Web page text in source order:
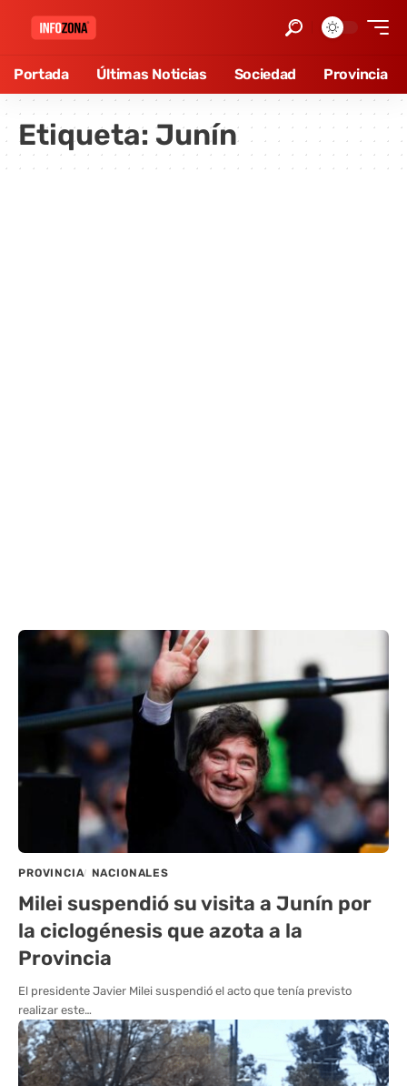
Portada Últimas Noticias Sociedad Provincia
Etiqueta: Junín
PROVINCIA NACIONALES
Milei suspendió su visita a Junín por
la ciclogénesis que azota a la
Provincia
El presidente Javier Milei suspendió el acto que tenía previsto
realizar este…